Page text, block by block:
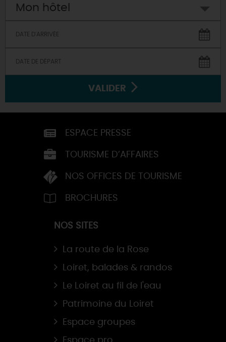
Mon hôtel
VALIDER
ESPACE PRESSE
TOURISME D’AFFAIRES
NOS OFFICES DE TOURISME
BROCHURES
NOS SITES
La route de la Rose
Loiret, balades & randos
Le Loiret au fil de l'eau
Patrimoine du Loiret
Espace groupes